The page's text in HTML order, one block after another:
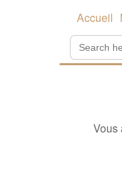
menu
to
content
Accueil
Search
for:
Vous